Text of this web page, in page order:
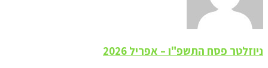
ניוזלטר פסח התשפ"ו – אפריל 2026